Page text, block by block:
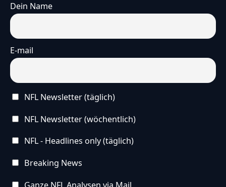
Dein Name
E-mail
NFL Newsletter (täglich)
NFL Newsletter (wöchentlich)
NFL - Headlines only (täglich)
Breaking News